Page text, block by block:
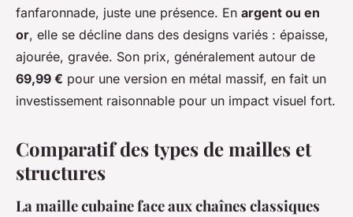
fanfaronnade, juste une présence. En argent ou en
or, elle se décline dans des designs variés : épaisse,
ajourée, gravée. Son prix, généralement autour de
69,99 € pour une version en métal massif, en fait un
investissement raisonnable pour un impact visuel fort.
Comparatif des types de mailles et
structures
La maille cubaine face aux chaînes classiques